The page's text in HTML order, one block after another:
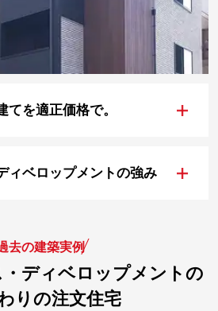
を適正価格で。 +
ィベロップメントの強み +
去の建築実例
ディベロップメントの
りの注文住宅